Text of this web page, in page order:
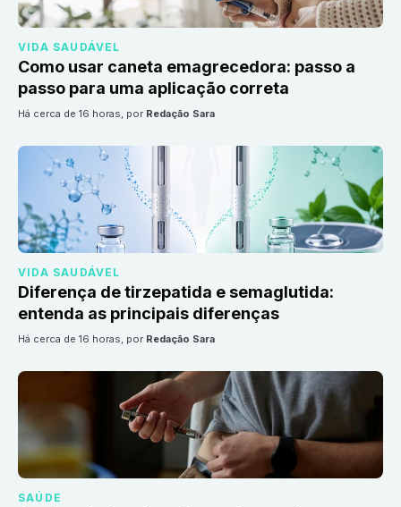
VIDA SAUDÁVEL
Como usar caneta emagrecedora: passo a
passo para uma aplicação correta
há cerca de 16 horas, por Redação Sara
VIDA SAUDÁVEL
Diferença de tirzepatida e semaglutida:
entenda as principais diferenças
há cerca de 16 horas, por Redação Sara
SAÚDE